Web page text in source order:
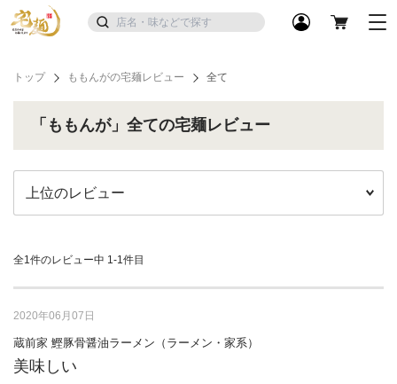
トップ ももんがの宅麺レビュー 全て
「ももんが」全ての宅麺レビュー
全1件のレビュー中 1-1件目
2020年06月07日
蔵前家 鰹豚骨醤油ラーメン（ラーメン・家系）
美味しい